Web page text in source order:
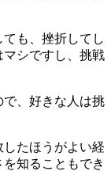
も、挫折してし
マシですし、挑戦
、好きな人は挑
たほうがよい経
知ることもでき